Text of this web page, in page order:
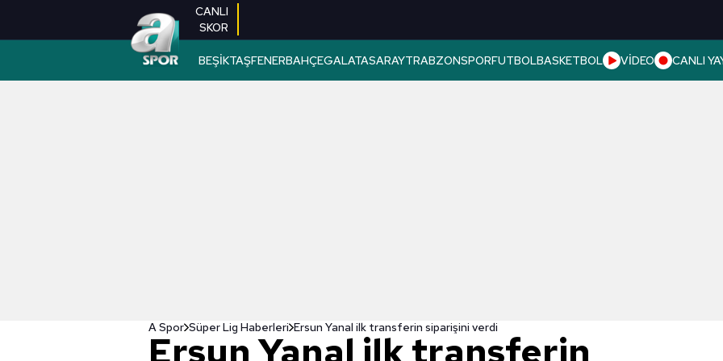
CANLI
SKOR
BEŞİKTAŞFENERBAHÇEGALATASARAYTRABZONSPORFUTBOLBASKETBOL VİDEO CANLI
A Spor Süper Lig Haberleri Ersun Yanal ilk transferin siparişini verdi
Ersun Yanal ilk transferin